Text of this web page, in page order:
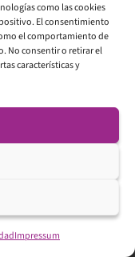
como las cookies
El consentimiento
el comportamiento de
No consentir o retirar el
características y
Impressum
y web en este
y